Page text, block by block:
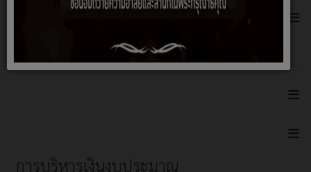
≡
≡
≡
การบริหารเงินงบประมาณ